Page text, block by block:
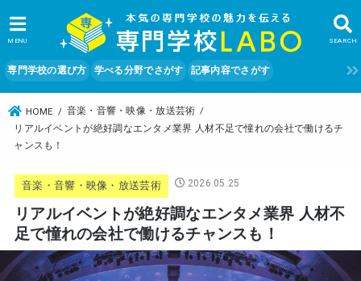
SEARCH
MENU
専門学校の選び方 学べる分野でさがす 記事内容でさがす
HOME
音楽・音響・映像・放送芸術
リアルイベントが絶好調なエンタメ業界 人材不足で憧れの会社で働けるチ
ャンスも！
音楽・音響・映像・放送芸術 2026.05.25
リアルイベントが絶好調なエンタメ業界 人材不
足で憧れの会社で働けるチャンスも！